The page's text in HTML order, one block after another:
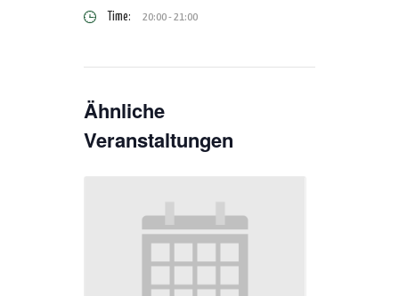
Time: 20:00 - 21:00
Ähnliche
Veranstaltungen